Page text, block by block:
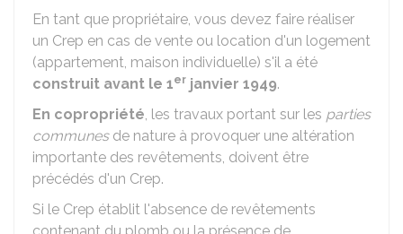
En tant que propriétaire, vous devez faire réaliser
un Crep en cas de vente ou location d'un logement
(appartement, maison individuelle) s'il a été
construit avant le 1er janvier 1949.
En copropriété, les travaux portant sur les parties
communesde nature à provoquer une altération
importante des revêtements, doivent être
précédés d'un Crep.
Si le Crep établit l'absence de revêtements